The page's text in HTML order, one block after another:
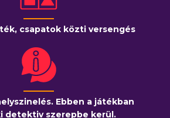
csapatok közti versengés
Ebben a játékban
detektiv szerepbe kerül.